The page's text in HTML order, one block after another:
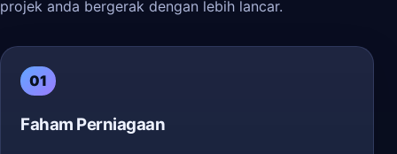
projek anda bergerak dengan lebih lancar.
01
Faham Perniagaan